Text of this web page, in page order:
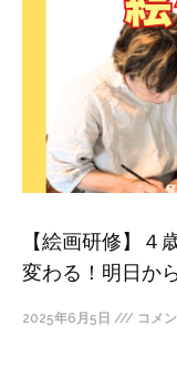
【絵画研修】４
変わる！明日か
2025年6月5日 コメ